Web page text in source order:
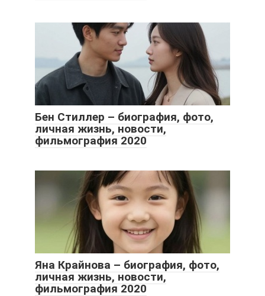
Бен Стиллер – биография, фото,
личная жизнь, новости,
фильмография 2020
Яна Крайнова – биография, фото,
личная жизнь, новости,
фильмография 2020